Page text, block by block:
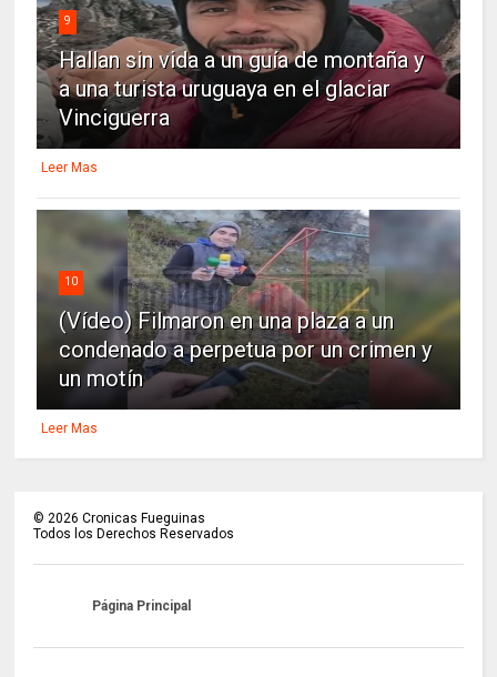
9
Hallan sin vida a un guía de montaña y
a una turista uruguaya en el glaciar
Vinciguerra
Leer Mas
10
(Vídeo) Filmaron en una plaza a un
condenado a perpetua por un crimen y
un motín
Leer Mas
© 2026 Cronicas Fueguinas
Todos los Derechos Reservados
Página Principal